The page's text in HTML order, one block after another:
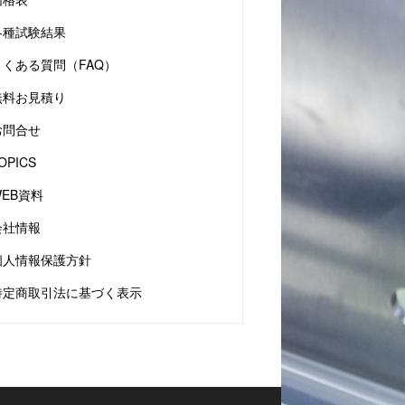
試験結果
ある質問（FAQ）
お見積り
合せ
資料
情報
人情報保護方針
定商取引法に基づく表示